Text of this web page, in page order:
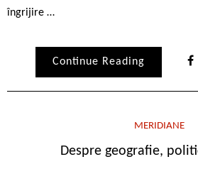
îngrijire …
Continue Reading
MERIDIANE
Despre geografie,